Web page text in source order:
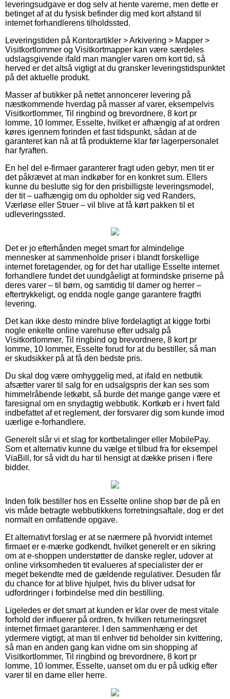
leveringsudgave er dog selv at hente varerne, men dette er
betinget af at du fysisk befinder dig med kort afstand til
internet forhandlerens tilholdssted.
Leveringstiden på Kontorartikler > Arkivering > Mapper >
Visitkortlommer og Visitkortmapper kan være særdeles
udslagsgivende ifald man mangler varen om kort tid, så
herved er det altså vigtigt at du gransker leveringstidspunktet
på det aktuelle produkt.
Masser af butikker på nettet annoncerer levering på
næstkommende hverdag på masser af varer, eksempelvis
Visitkortlommer, Til ringbind og brevordnere, 8 kort pr
lomme, 10 lommer, Esselte, hvilket er afhængig af at ordren
køres igennem forinden et fast tidspunkt, sådan at de
garanteret kan nå at få produkterne klar før lagerpersonalet
har fyraften.
En hel del e-firmaer garanterer fragt uden gebyr, men tit er
det påkrævet at man indkøber for en konkret sum. Ellers
kunne du beslutte sig for den prisbilligste leveringsmodel,
der tit – uafhængig om du opholder sig ved Randers,
Værløse eller Struer – vil blive at få kørt pakken til et
udleveringssted.
Det er jo efterhånden meget smart for almindelige
mennesker at sammenholde priser i blandt forskellige
internet foretagender, og for det har utallige Esselte internet
forhandlere fundet det uundgåeligt at formindske priserne på
deres varer – til børn, og samtidig til damer og herrer –
eftertrykkeligt, og endda nogle gange garantere fragtfri
levering.
Det kan ikke desto mindre blive fordelagtigt at kigge forbi
nogle enkelte online varehuse efter udsalg på
Visitkortlommer, Til ringbind og brevordnere, 8 kort pr
lomme, 10 lommer, Esselte forud for at du bestiller, så man
er skudsikker på at få den bedste pris.
Du skal dog være omhyggelig med, at ifald en netbutik
afsætter varer til salg for en udsalgspris der kan ses som
himmelråbende letkøbt, så burde det mange gange være et
faresignal om en snydagtig webbutik. Kortkøb er i hvert fald
indbefattet af et reglement, der forsvarer dig som kunde imod
uærlige e-forhandlere.
Generelt slår vi et slag for kortbetalinger eller MobilePay.
Som et alternativ kunne du vælge et tilbud fra for eksempel
ViaBill, for så vidt du har til hensigt at dække prisen i flere
bidder.
Inden folk bestiller hos en Esselte online shop bør de på en
vis måde betragte webbutikkens forretningsaftale, dog er det
normalt en omfattende opgave.
Et alternativt forslag er at se nærmere på hvorvidt internet
firmaet er e-mærke godkendt, hvilket generelt er en sikring
om at e-shoppen understøtter de danske regler, udover at
online virksomheden tit evalueres af specialister der er
meget bekendte med de gældende regulativer. Desuden får
du chance for at blive hjulpet, hvis du bliver udsat for
udfordringer i forbindelse med din bestilling.
Ligeledes er det smart at kunden er klar over de mest vitale
forhold der influerer på ordren, fx hvilken returneringsret
internet firmaet garanterer. I den sammenhæng er det
ydermere vigtigt, at man til enhver tid beholder sin kvittering,
så man en anden gang kan vidne om sin shopping af
Visitkortlommer, Til ringbind og brevordnere, 8 kort pr
lomme, 10 lommer, Esselte, uanset om du er på udkig efter
varer til en dame eller herre.